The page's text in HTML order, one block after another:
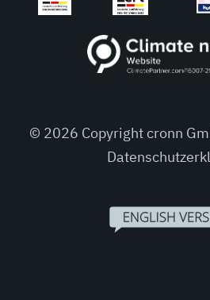
© 2026 Copyright cronn